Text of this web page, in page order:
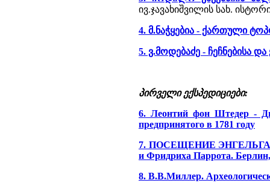
ივ.ჯავახიშვილის სახ.
4. მ.ნაჭყებია - ქართული
5. ვ.მოდებაძე - ჩეჩნებისა
პირველი ექსპედიციები:
6. Леонтий фон Штедер -
предпринятого в 1781 году
7. ПОСЕЩЕНИЕ
и Фридриха Паррота. Берлин,
8. В.В.Миллер.